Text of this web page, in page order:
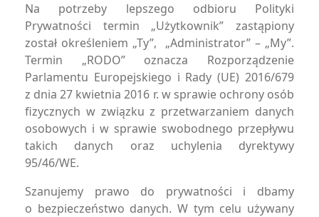
Na potrzeby lepszego odbioru Polityki
Prywatności termin „Użytkownik” zastąpiony
został określeniem „Ty”, „Administrator” – „My”.
Termin „RODO” oznacza Rozporządzenie
Parlamentu Europejskiego i Rady (UE) 2016/679
z dnia 27 kwietnia 2016 r. w sprawie ochrony osób
fizycznych w związku z przetwarzaniem danych
osobowych i w sprawie swobodnego przepływu
takich danych oraz uchylenia dyrektywy
95/46/WE.
Szanujemy prawo do prywatności i dbamy
o bezpieczeństwo danych. W tym celu używany